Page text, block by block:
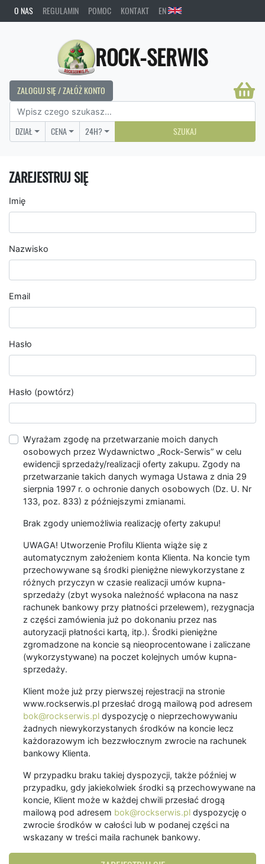
O NAS REGULAMIN POMOC KONTAKT EN
ROCK-SERWIS
ZALOGUJ SIĘ / ZAŁÓŻ KONTO
DZIAŁ CENA 24H? SZUKAJ
ZAREJESTRUJ SIĘ
Imię
Nazwisko
Email
Hasło
Hasło (powtórz)
Wyrażam zgodę na przetwarzanie moich danych
osobowych przez Wydawnictwo „Rock-Serwis” w celu
ewidencji sprzedaży/realizacji oferty zakupu. Zgody na
przetwarzanie takich danych wymaga Ustawa z dnia 29
sierpnia 1997 r. o ochronie danych osobowych (Dz. U. Nr
133, poz. 833) z późniejszymi zmianami.
Brak zgody uniemożliwia realizację oferty zakupu!
UWAGA! Utworzenie Profilu Klienta wiąże się z
automatycznym założeniem konta Klienta. Na koncie tym
przechowywane są środki pieniężne niewykorzystane z
różnych przyczyn w czasie realizacji umów kupna-
sprzedaży (zbyt wysoka należność wpłacona na nasz
rachunek bankowy przy płatności przelewem), rezygnacja
z części zamówienia już po dokonaniu przez nas
autoryzacji płatności kartą, itp.). Środki pieniężne
zgromadzone na koncie są nieoprocentowane i zaliczane
(wykorzystywane) na poczet kolejnych umów kupna-
sprzedaży.
Klient może już przy pierwszej rejestracji na stronie
www.rockserwis.pl przesłać drogą mailową pod adresem
bok@rockserwis.pl dyspozycję o nieprzechowywaniu
żadnych niewykorzystanych środków na koncie lecz
każdorazowym ich bezzwłocznym zwrocie na rachunek
bankowy Klienta.
W przypadku braku takiej dyspozycji, także później w
przypadku, gdy jakiekolwiek środki są przechowywane na
koncie, Klient może w każdej chwili przesłać drogą
mailową pod adresem bok@rockserwis.pl dyspozycję o
zwrocie środków w całości lub w podanej części na
wskazany w treści maila rachunek bankowy.